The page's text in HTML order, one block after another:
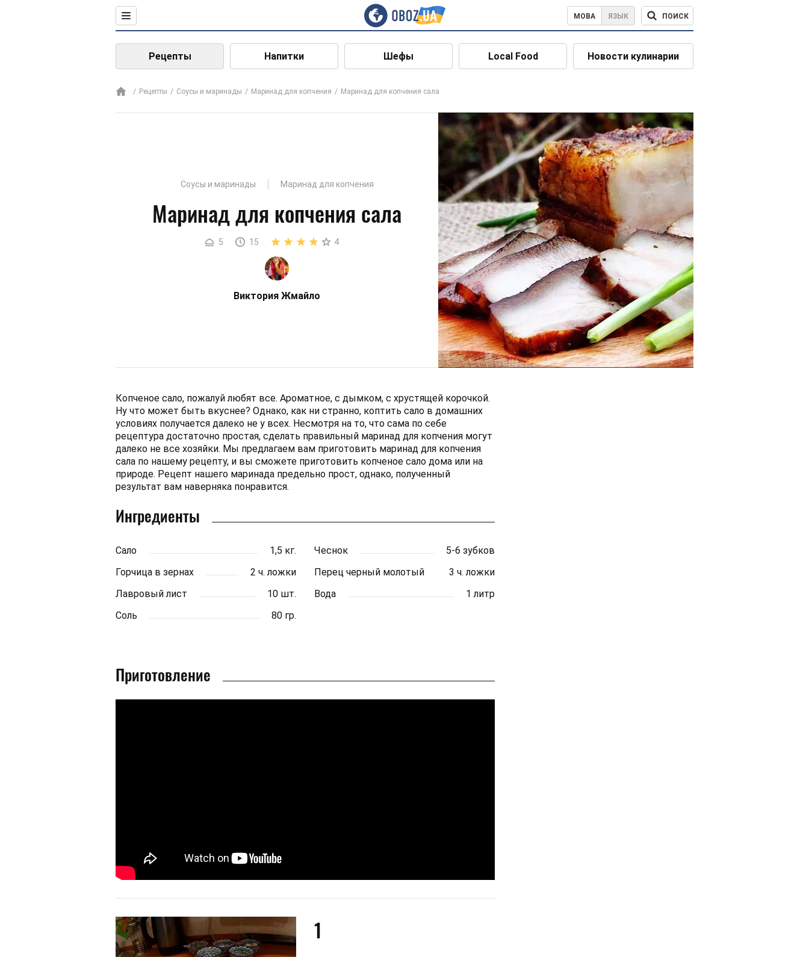
МОВА ЯЗЫК ПОИСК
Рецепты Напитки Шефы Local Food Новости кулинарии
Рецепты Соусы и маринады Маринад для копчения Маринад для копчения сала
Соусы и маринады Маринад для копчения
Маринад для копчения сала
5 15 4
Виктория Жмайло
Копченое сало, пожалуй любят все. Ароматное, с дымком, с хрустящей корочкой.
Ну что может быть вкуснее? Однако, как ни странно, коптить сало в домашних
условиях получается далеко не у всех. Несмотря на то, что сама по себе
рецептура достаточно простая, сделать правильный маринад для копчения могут
далеко не все хозяйки. Мы предлагаем вам приготовить маринад для копчения
сала по нашему рецепту, и вы сможете приготовить копченое сало дома или на
природе. Рецепт нашего маринада предельно прост, однако, полученный
результат вам наверняка понравится.
Ингредиенты
Сало 1,5 кг. Чеснок
5-6 зубков
Горчица в зернах
2 ч. ложки Перец черный молотый
3 ч. ложки
Лавровый лист
10 шт. Вода
1 литр
Соль
80 гр.
Приготовление
1